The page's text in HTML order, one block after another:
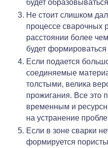
будет
Не стоит слишком
процессе сварочных
расстоянии более
будет
Если подается
соединяемые
толстыми, велика
прожигания. Все это
временным и
на устранение
Если в зоне сварки
формируется